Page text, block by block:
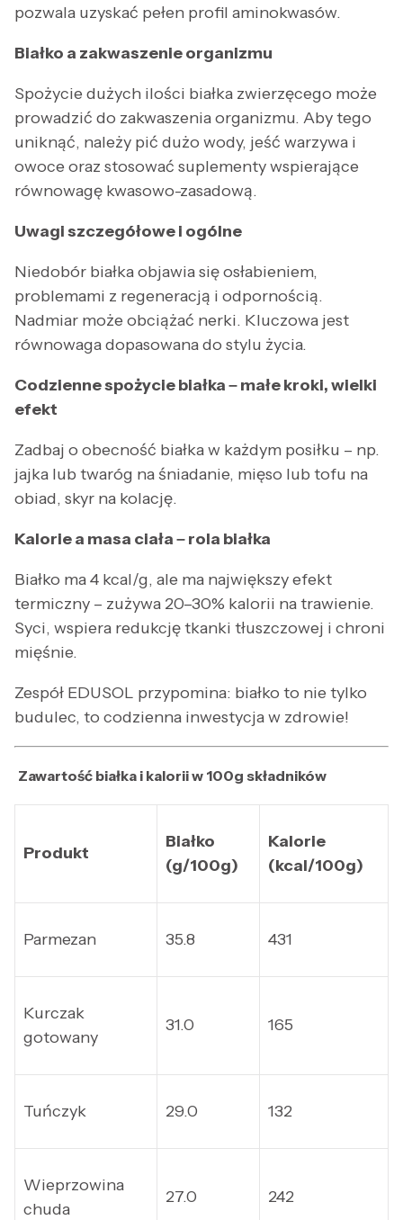
pozwala uzyskać pełen profil aminokwasów.
Białko a zakwaszenie organizmu
Spożycie dużych ilości białka zwierzęcego może
prowadzić do zakwaszenia organizmu. Aby tego
uniknąć, należy pić dużo wody, jeść warzywa i
owoce oraz stosować suplementy wspierające
równowagę kwasowo-zasadową.
Uwagi szczegółowe i ogólne
Niedobór białka objawia się osłabieniem,
problemami z regeneracją i odpornością.
Nadmiar może obciążać nerki. Kluczowa jest
równowaga dopasowana do stylu życia.
Codzienne spożycie białka – małe kroki, wielki
efekt
Zadbaj o obecność białka w każdym posiłku – np.
jajka lub twaróg na śniadanie, mięso lub tofu na
obiad, skyr na kolację.
Kalorie a masa ciała – rola białka
Białko ma 4 kcal/g, ale ma największy efekt
termiczny – zużywa 20–30% kalorii na trawienie.
Syci, wspiera redukcję tkanki tłuszczowej i chroni
mięśnie.
Zespół EDUSOL przypomina: białko to nie tylko
budulec, to codzienna inwestycja w zdrowie!
Zawartość białka i kalorii w 100g składników
Produkt
Białko
(g/100g)
Kalorie
(kcal/100g)
Parmezan 35.8 431
Kurczak
gotowany
31.0 165
Tuńczyk 29.0 132
Wieprzowina
chuda
27.0 242